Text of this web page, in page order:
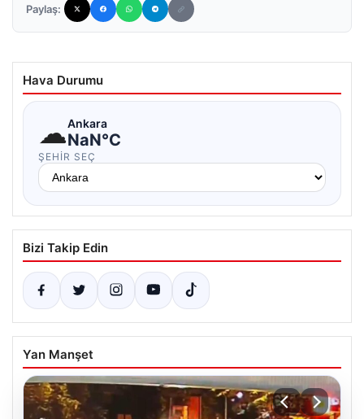
Paylaş:
Hava Durumu
☁Ankara
NaN°C
ŞEHIR SEÇ
Bizi Takip Edin
Yan Manşet